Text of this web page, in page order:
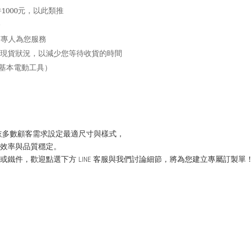
元，以此類推
人為您服務
貨狀況，以減少您等待收貨的時間
本電動工具）
多數顧客需求設定最適尺寸與樣式，
率與品質穩定。
鐵件，歡迎點選下方 LINE 客服與我們討論細節，將為您建立專屬訂製單！